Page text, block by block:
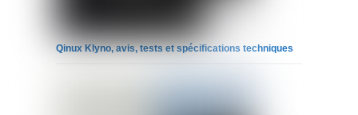
Qinux Klyno, avis, tests et spécifications techniques